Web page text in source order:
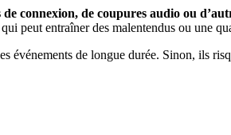
de connexion, de coupures audio ou
qui peut entraîner des malentendus ou une
événements de longue durée. Sinon, ils